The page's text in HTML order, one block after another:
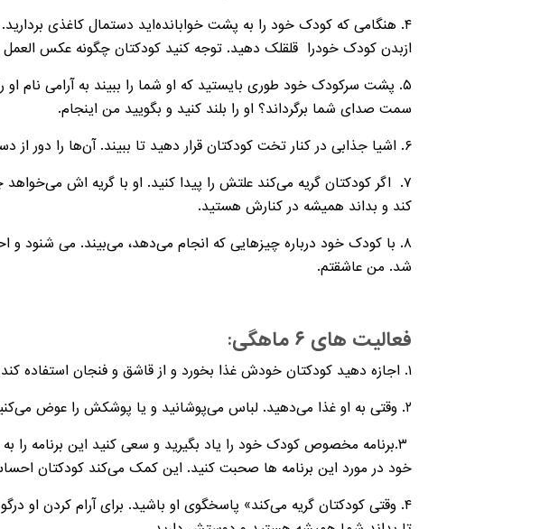
۴. هنگامی که کودک خود را به پشت خوابانده‌اید دستمال کاغذی
ازبدن کودک خودرا ‏ قلقلک دهید. توجه کنید کودکتان چگونه عکس
۵. پشت سرکودک خود طوری بایستید که او شما را ببیند به آرامی نام
سمت صدای شما برگرداند؟ او را بلند کنید و بگویید من اینجام.
۶. اشیا جذابی در کنار تخت کودکتان قرار دهید تا ببیند. آن‌ها را دور از دسترس او قرار دهید. تصاویر ساده‌ای از مجلات برروی دیوار بچسبانید.
۷. اگر کودکتان گریه می‌کند علتش را پیدا کنید. او با گریه اش
کند و بداند همیشه در کنارش هستید.
۸. با کودک خود درباره چیزهایی که انجام می‌دهد، می‌بیند. می
شد. من عاشقتم.
فعالیت های ۶ ماهگی:
۱. اجازه دهید کودکتان خودش غذا بخورد و از قاشق و فنجان استفاده کند. او از انجام کارهایش لذت می برد .
۲. وقتی به او غذا می‌دهید. لباس می‌پوشانید و یا پوشکش را عوض می‌کنید نامش را برزبان آوردید. مثلا بگویید این انگشتان دست راست است. این پای راست است.
۳.برنامه مخصوص کودک خود را یاد بگیرید و سعی کنید این برنامه
خود در مورد این برنامه ها صحبت کنید. این کمک می‌کند کودکتان
۴. وقتی کودکتان گریه می‌کند» پاسخگوی او باشید. برای آرام کردن او